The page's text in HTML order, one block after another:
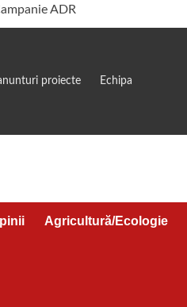
proiecte Echipa
Agricultură/Ecologie